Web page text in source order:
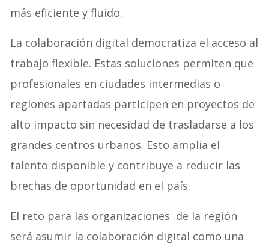
más eficiente y fluido.
La colaboración digital democratiza el acceso al
trabajo flexible. Estas soluciones permiten que
profesionales en ciudades intermedias o
regiones apartadas participen en proyectos de
alto impacto sin necesidad de trasladarse a los
grandes centros urbanos. Esto amplía el
talento disponible y contribuye a reducir las
brechas de oportunidad en el país.
El reto para las organizaciones de la región
será asumir la colaboración digital como una